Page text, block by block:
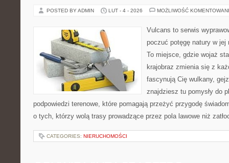
POSTED BY ADMIN LUT - 4 - 2026 MOŻLIWOŚĆ
Vulcans to serwis
poczuć potęgę natury w jej
To miejsce, gdzie wojaż
krajobraz zmienia się z
fascynują Cię wulkany,
znajdziesz tu pomysły do
podpowiedzi terenowe, które pomagają przeżyć przygodę
o tych, którzy wolą trasy prowadzące przez pola lawowe niż
CATEGORIES: NIERUCHOMOŚCI